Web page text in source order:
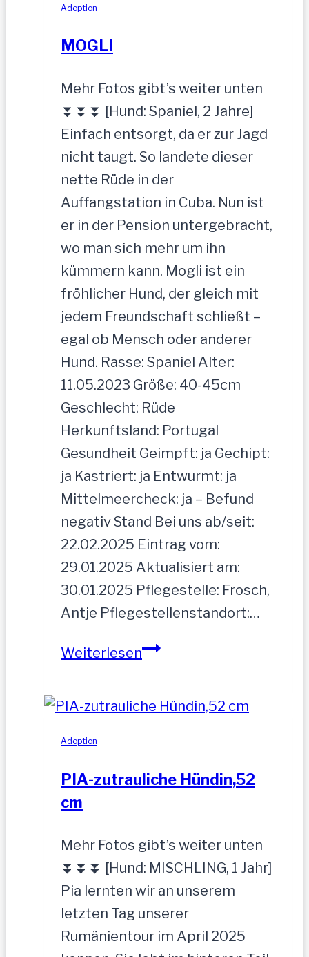
Adoption
MOGLI
Mehr Fotos gibt’s weiter unten
⏬⏬⏬ [Hund: Spaniel, 2 Jahre]
Einfach entsorgt, da er zur Jagd
nicht taugt. So landete dieser
nette Rüde in der
Auffangstation in Cuba. Nun ist
er in der Pension untergebracht,
wo man sich mehr um ihn
kümmern kann. Mogli ist ein
fröhlicher Hund, der gleich mit
jedem Freundschaft schließt –
egal ob Mensch oder anderer
Hund. Rasse: Spaniel Alter:
11.05.2023 Größe: 40-45cm
Geschlecht: Rüde
Herkunftsland: Portugal
Gesundheit Geimpft: ja Gechipt:
ja Kastriert: ja Entwurmt: ja
Mittelmeercheck: ja – Befund
negativ Stand Bei uns ab/seit:
22.02.2025 Eintrag vom:
29.01.2025 Aktualisiert am:
30.01.2025 Pflegestelle: Frosch,
Antje Pflegestellenstandort:…
WeiterlesenMOGLI
Adoption
PIA-zutrauliche Hündin,52
cm
Mehr Fotos gibt’s weiter unten
⏬⏬⏬ [Hund: MISCHLING, 1 Jahr]
Pia lernten wir an unserem
letzten Tag unserer
Rumänientour im April 2025